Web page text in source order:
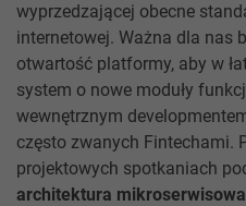
wyprzedzającej obecne
internetowej. Ważna dla nas
otwartość platformy, aby w
system o nowe moduły
wewnętrznym
często zwanych Fintechami.
projektowych spotkaniach
architektura